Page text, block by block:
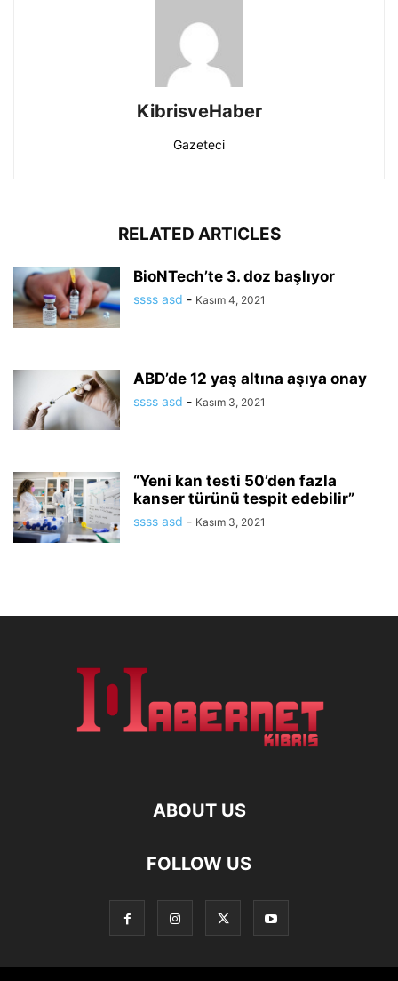
KibrisveHaber
Gazeteci
RELATED ARTICLES
BioNTech’te 3. doz başlıyor
ssss asd - Kasım 4, 2021
ABD’de 12 yaş altına aşıya onay
ssss asd - Kasım 3, 2021
“Yeni kan testi 50’den fazla
kanser türünü tespit edebilir”
ssss asd - Kasım 3, 2021
ABOUT US
FOLLOW US